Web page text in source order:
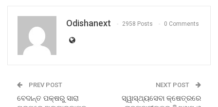
Odishanext 2958 Posts 0 Comments
PREV POST
ବେଦାନ୍ତ ପକ୍ଷରୁ ସାରା
NEXT POST
ସ୍ୱାସ୍ଥ୍ୟସେବା କ୍ଷେତ୍ରରେ